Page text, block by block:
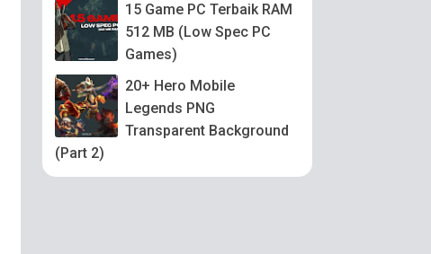
15 Game PC Terbaik RAM
512 MB (Low Spec PC
Games)
20+ Hero Mobile
Legends PNG
Transparent Background
(Part 2)